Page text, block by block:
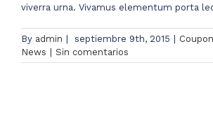
viverra urna. Vivamus elementum porta
By admin | septiembre 9th, 2015 |
News | Sin comentarios